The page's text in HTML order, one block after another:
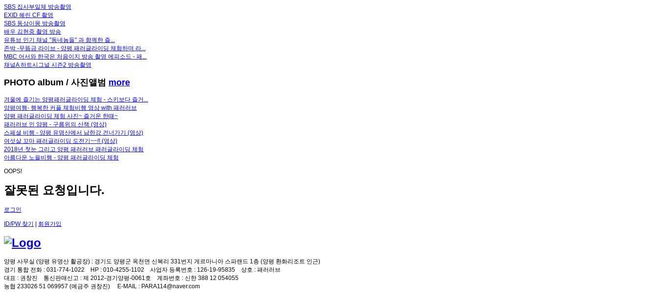
SBS 집사부일체 방송촬영
EXID 혜린 CF 촬영
SBS 동상이몽 방송촬영
배우 김현중 촬영 방송
유튜브 인기 채널 "동네놈들" 과 함께한 즐...
존박 -무뜸금 라이브 - 양평 패러글라이딩 체험하며 라...
MBC 어서와 한국은 처음이지 방송 촬영 에피소드 - 패...
채널A 하트시그널 시즌2 방송촬영
PHOTO album / 사진앨범 more
겨울에 즐기는 양평패러글라이딩 체험 - 스키보다 즐거...
양평여행- 행복한 커플 체험비행 영상 with 패러러브
양평 패러글라이딩 체험 사진~ 즐거운 한때~
패러러브 인 양평 - 구름위의 산책 (영상)
스페셜 비행 - 양평 유명산에서 남한강 건너가기 (영상)
여섯살 꼬마 패러글라이딩 도전기~~!! (영상)
2018년 첫눈 그리고 양평 패러러브 패러글라이딩 체험
아름다운 노을비행 - 양평 패러글라이딩 체험
OOPS!
잘못된 요청입니다.
로그인
ID/PW 찾기 회원가입
양평 사무실 (양평 유명산 활공장) : 경기도 양평군 옥천면 신복리 331번지 게르마니아 스파랜드 1층 (양평 환화리조트 인근)
경기 통합 전화 : 031-774-1022 HP : 010-4255-1102 사업자 등록번호 : 126-19-95835 상호 : 패러러브
대표 : 권창진 통신판매신고 : 제 2012-경기양평-0061호 계좌번호 : 신한 388 12 054055
농협 233026 51 069957 (예금주 권창진)
E-MAIL : PARA114@naver.com